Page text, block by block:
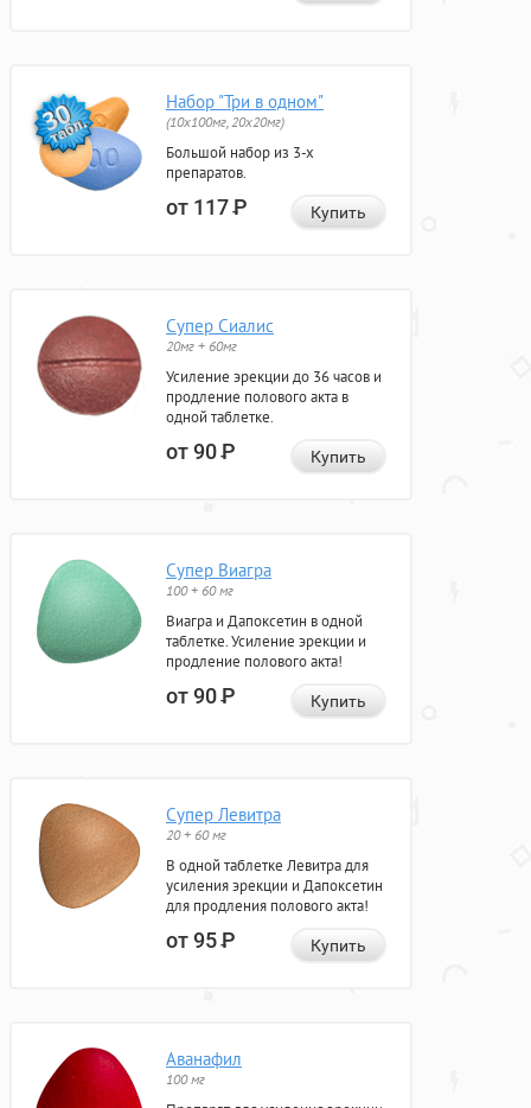
Набор "Три в одном"
(10x100мг, 20x20мг)
Большой набор из 3-х
препаратов.
от 117Р Купить
Супер Сиалис
20мг + 60мг
Усиление эрекции до 36 часов и
продление полового акта в
одной таблетке.
от 90Р Купить
Супер Виагра
100 + 60 мг
Виагра и Дапоксетин в одной
таблетке. Усиление эрекции и
продление полового акта!
от 90Р Купить
Супер Левитра
20 + 60 мг
В одной таблетке Левитра для
усиления эрекции и Дапоксетин
для продления полового акта!
от 95Р Купить
Аванафил
100 мг